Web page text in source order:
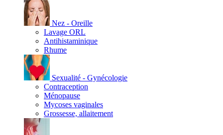
Nez - Oreille
Lavage ORL
Antihistaminique
Rhume
Sexualité - Gynécologie
Contraception
Ménopause
Mycoses vaginales
Grossesse, allaitement